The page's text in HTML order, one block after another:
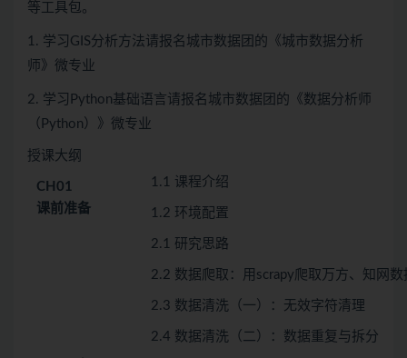
等工具包。
1. 学习GIS分析方法请报名城市数据团的《城市数据分析
师》微专业
2. 学习Python基础语言请报名城市数据团的《数据分析师
（Python）》微专业
授课大纲
CH01
课前准备
1.1 课程介绍
1.2 环境配置
2.1 研究思路
2.2 数据爬取：用scrapy爬取万方、知网数
2.3 数据清洗（一）：无效字符清理
2.4 数据清洗（二）：数据重复与拆分